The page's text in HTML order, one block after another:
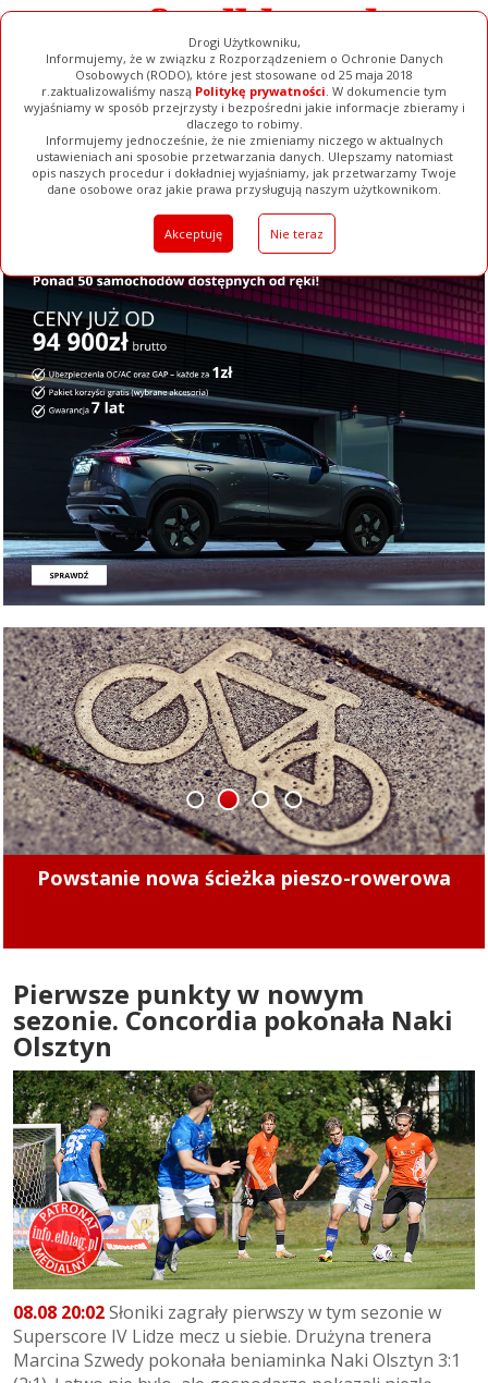
Drogi Użytkowniku,
Informujemy, że w związku z Rozporządzeniem o Ochronie Danych
Osobowych (RODO), które jest stosowane od 25 maja 2018
r.zaktualizowaliśmy naszą Politykę prywatności. W dokumencie tym
wyjaśniamy w sposób przejrzysty i bezpośredni jakie informacje zbieramy i
dlaczego to robimy.
Informujemy jednocześnie, że nie zmieniamy niczego w aktualnych
ustawieniach ani sposobie przetwarzania danych. Ulepszamy natomiast
opis naszych procedur i dokładniej wyjaśniamy, jak przetwarzamy Twoje
dane osobowe oraz jakie prawa przysługują naszym użytkownikom.
Akceptuję Nie teraz
Ogłoszenia Filmy Galerie Baza Firm Pełna Wersja
Minęły 4 lata. Sprawdziliśmy, czy kierowcy
1 2 3 4
Pierwsze punkty w nowym
sezonie. Concordia pokonała Naki
Olsztyn
08.08 20:02Słoniki zagrały pierwszy w tym sezonie w
Superscore IV Lidze mecz u siebie. Drużyna trenera
Marcina Szwedy pokonała beniaminka Naki Olsztyn 3:1